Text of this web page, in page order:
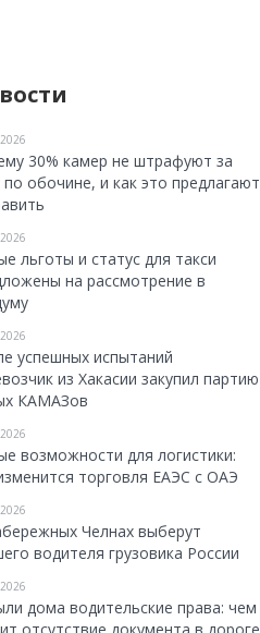
30% камер не штрафуют за
по обочине, и как это предлагают
льготы и статус для такси
на рассмотрение в
успешных испытаний
из Хакасии закупил партию
КАМАЗов
возможности для логистики:
торговля ЕАЭС с ОАЭ
Челнах выберут
водителя грузовика России
дома водительские права: чем